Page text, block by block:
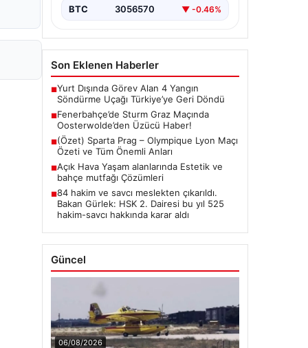
BTC 3056570 ▼ -0.46%
Son Eklenen Haberler
■Yurt Dışında Görev Alan 4 Yangın
Söndürme Uçağı Türkiye’ye Geri Döndü
■Fenerbahçe’de Sturm Graz Maçında
Oosterwolde’den Üzücü Haber!
■(Özet) Sparta Prag – Olympique Lyon Maçı
Özeti ve Tüm Önemli Anları
■Açık Hava Yaşam alanlarında Estetik ve
bahçe mutfağı Çözümleri
■84 hakim ve savcı meslekten çıkarıldı.
Bakan Gürlek: HSK 2. Dairesi bu yıl 525
hakim-savcı hakkında karar aldı
Güncel
06/08/2026